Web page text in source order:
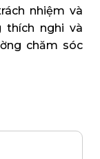
nhiệm và
thích nghi và
chăm sóc